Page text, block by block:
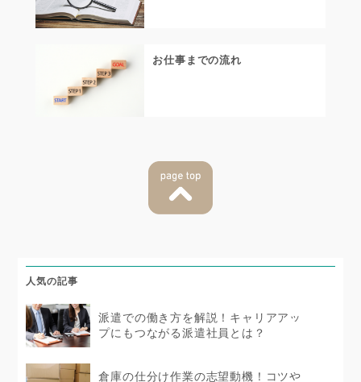
お仕事までの流れ
人気の記事
派遣での働き方を解説！キャリアアッ
プにもつながる派遣社員とは？
倉庫の仕分け作業の志望動機！コツや